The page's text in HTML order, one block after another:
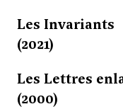
Les Invariants
(2021)
Les Lettres
(2000)